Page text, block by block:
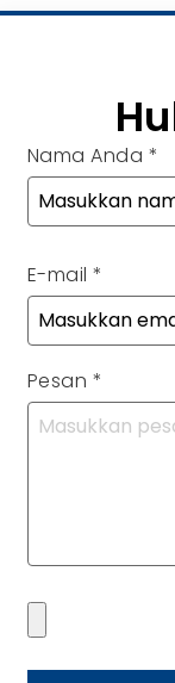
Nama Anda *
E-mail *
Pesan *